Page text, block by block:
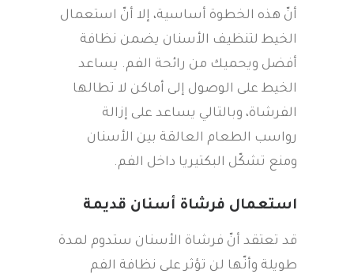
أنّ هذه الخطوة أساسية، إلا أنّ استعمال
الخيط لتنظيف الأسنان يضمن نظافة
أفضل ويحميك من رائحة الفم. يساعد
الخيط على الوصول إلى أماكن لا تطالها
الفرشاة، وبالتالي يساعد على إزالة
رواسب الطعام العالقة بين الأسنان
ومنع تشكّل البكتيريا داخل الفم.
استعمال فرشاة أسنان قديمة
قد تعتقد أنّ فرشاة الأسنان ستدوم لمدة
طويلة وأنّها لن تؤثر على نظافة الفم